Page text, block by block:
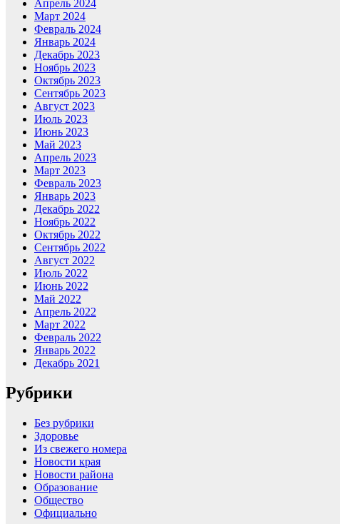
Апрель 2024
Март 2024
Февраль 2024
Январь 2024
Декабрь 2023
Ноябрь 2023
Октябрь 2023
Сентябрь 2023
Август 2023
Июль 2023
Июнь 2023
Май 2023
Апрель 2023
Март 2023
Февраль 2023
Январь 2023
Декабрь 2022
Ноябрь 2022
Октябрь 2022
Сентябрь 2022
Август 2022
Июль 2022
Июнь 2022
Май 2022
Апрель 2022
Март 2022
Февраль 2022
Январь 2022
Декабрь 2021
Рубрики
Без рубрики
Здоровье
Из свежего номера
Новости края
Новости района
Образование
Общество
Официально